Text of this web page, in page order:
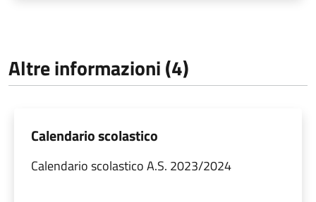
Altre informazioni (4)
Calendario scolastico
Calendario scolastico A.S. 2023/2024